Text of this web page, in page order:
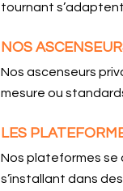
tournant
NOS
Nos ascenseurs
mesure ou
LES
Nos plateformes se
s’installant dans